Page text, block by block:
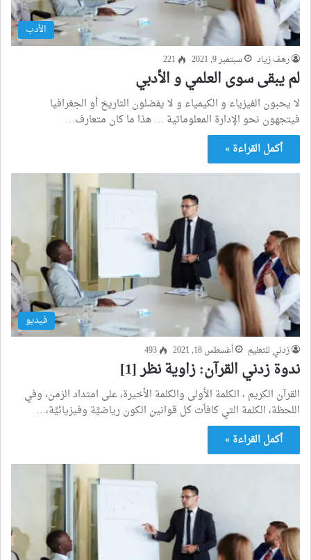
الأدب
رهف زياد سبتمبر 9, 2021 221
لم يبقى سوى العلمي و الأدبي
لا يحبون الفيزياء و الكيمياء و لا يفضلون التاريخ أو الجغرافيا
فيتجهون نحو الإدارة المعلوماتية … هذا ما كان متعارف…
أكمل القراءة »
فيديو
زدني للتعليم أغسطس 18, 2021 493
ندوة زدني القرآن: زاوية نظر [1]
القرآن الكريم ، الكلمة الأولى والكلمة الأخيرة، على امتداد الزمن، وفي
اللحظة، الكلمة التي كافأت كل قوانين الكون رياضيِّة وفيزيائيِّة،…
أكمل القراءة »